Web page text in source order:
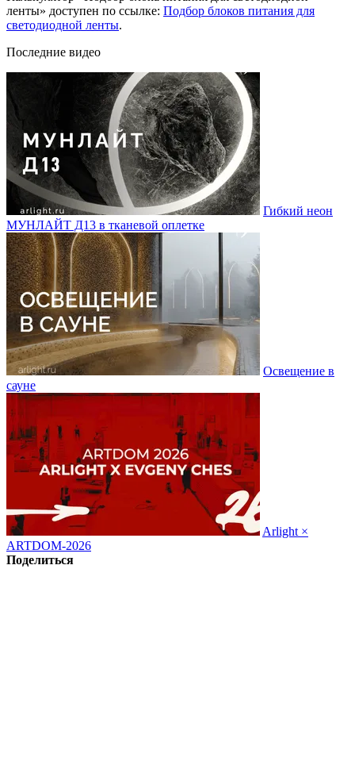
ленты» доступен по ссылке: Подбор блоков питания для
светодиодной ленты.
Последние видео
Гибкий неон
МУНЛАЙТ Д13 в тканевой оплетке
Освещение в
сауне
Arlight ×
ARTDOM-2026
Поделиться